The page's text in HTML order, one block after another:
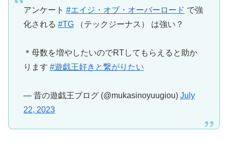
アンケート #エイジ・オブ・オーバーロード で強
化される #TG（テックジーナス） は強い？
＊母数を増やしたいのでRTしてもらえると助か
ります #遊戯王好きと繋がりたい
— 昔の遊戯王ブログ (@mukasinoyuugiou) July
22, 2023